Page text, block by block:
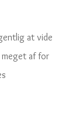
at vide
af for